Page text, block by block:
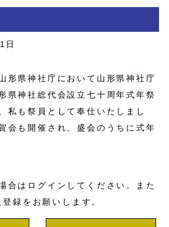
日
形県神社庁において山形県神社庁
県神社総代会設立七十周年式年祭
私も祭員として奉仕いたしまし
会も開催され、盛会のうちに式年
合はログインしてください。また
登録をお願いします。